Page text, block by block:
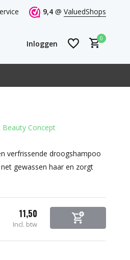
9,4 @ ValuedShops
Inloggen
Account aanmaken
0
Beauty Concept
verfrissende droogshampoo
gewassen haar en zorgt
11,50
Incl. btw